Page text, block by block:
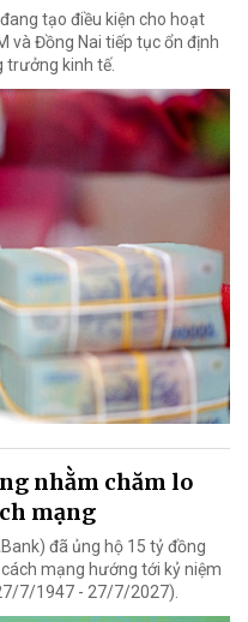
tạo điều kiện cho hoạt
và Đồng Nai tiếp tục ổn định
trưởng kinh tế.
nhằm chăm lo
mạng
đã ủng hộ 15 tỷ đồng
mạng hướng tới kỷ niệm
7/1947 - 27/7/2027).